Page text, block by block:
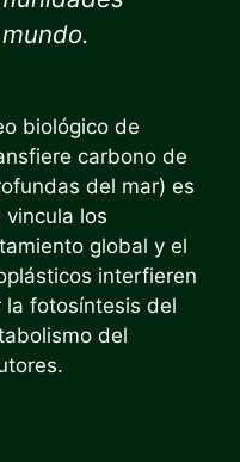
biológico de
carbono de
del mar) es
vincula los
global y el
interfieren
la fotosíntesis del
del